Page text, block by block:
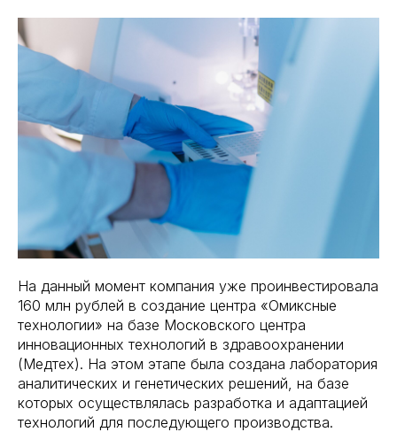
На данный момент компания уже проинвестировала
160 млн рублей в создание центра «Омиксные
технологии» на базе Московского центра
инновационных технологий в здравоохранении
(Медтех). На этом этапе была создана лаборатория
аналитических и генетических решений, на базе
которых осуществлялась разработка и адаптацией
технологий для последующего производства.